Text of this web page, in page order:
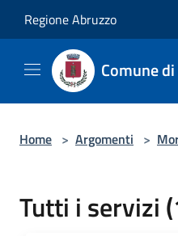
Regione Abruzzo
Comune
Home > Argomenti >
Tutti i servizi